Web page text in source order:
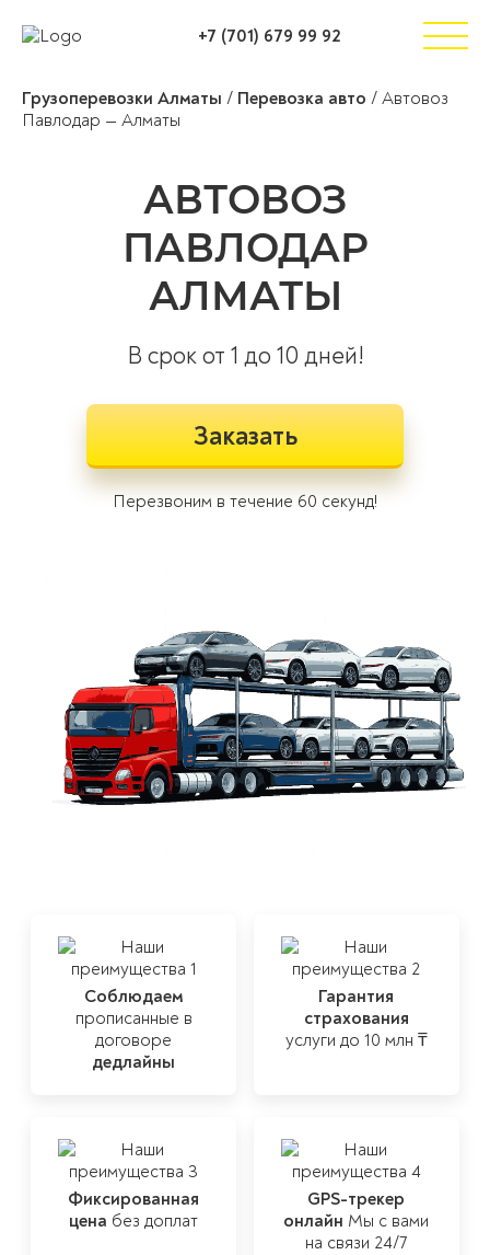
+7 (701) 679 99 92
Грузоперевозки Алматы / Перевозка авто / Автовоз
Павлодар — Алматы
АВТОВОЗ
ПАВЛОДАР
АЛМАТЫ
В срок от 1 до 10 дней!
Заказать
перевозку
Перезвоним в течение 60 секунд!
Соблюдаем
прописанные в
договоре
дедлайны
Гарантия
страхования
услуги до 10 млн ₸
Фиксированная
цена без доплат
GPS-трекер
онлайн Мы с вами
на связи 24/7
Мы прикладываем
максимум усилий,
чтобы каждая
перевозка прошла
быстро и чётко
а непредвиденные
риски были
сведены к